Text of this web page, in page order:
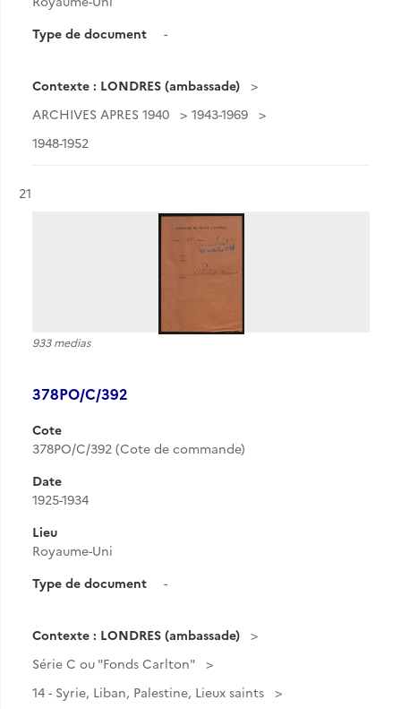
Type de document
-
Contexte : LONDRES (ambassade)
ARCHIVES APRES 1940
1943-1969
1948-1952
Résultat n°
21
933 medias
378PO/C/392
Cote
378PO/C/392 (Cote de commande)
Date
1925-1934
Lieu
Royaume-Uni
Type de document
-
Contexte : LONDRES (ambassade)
Série C ou "Fonds Carlton"
14 - Syrie, Liban, Palestine, Lieux saints